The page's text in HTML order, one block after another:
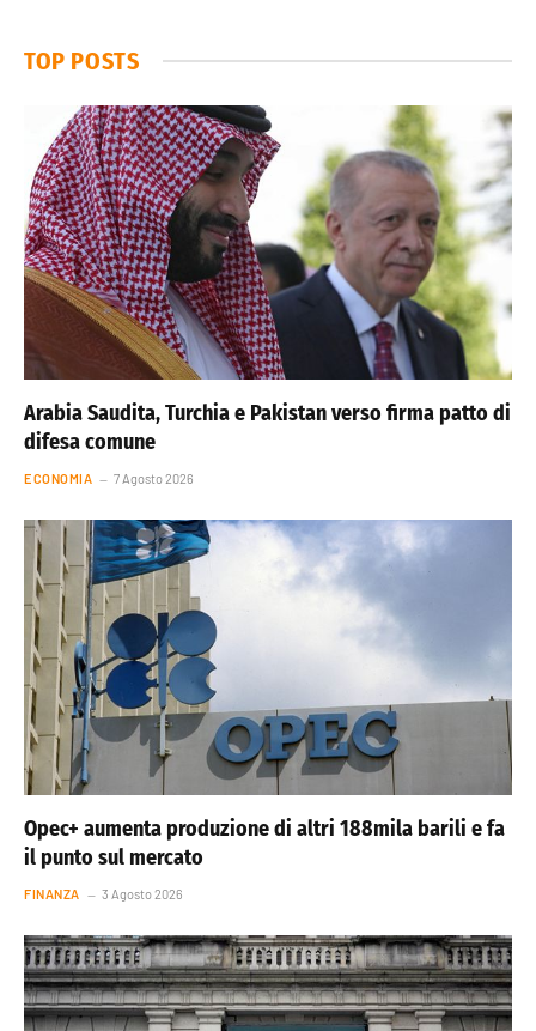
TOP POSTS
Arabia Saudita, Turchia e Pakistan verso firma patto di
difesa comune
ECONOMIA 7 Agosto 2026
Opec+ aumenta produzione di altri 188mila barili e fa
il punto sul mercato
FINANZA 3 Agosto 2026